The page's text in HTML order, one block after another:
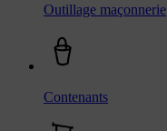
Outillage maçonnerie
Contenants